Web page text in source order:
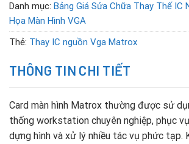
Danh mục: Bảng Giá Sửa Chữa Thay Thế IC
Họa Màn Hình VGA
Thẻ: Thay IC nguồn Vga Matrox
THÔNG TIN CHI TIẾT
Card màn hình Matrox thường được sử
thống workstation chuyên nghiệp, phục
dựng hình và xử lý nhiều tác vụ phức tạp.